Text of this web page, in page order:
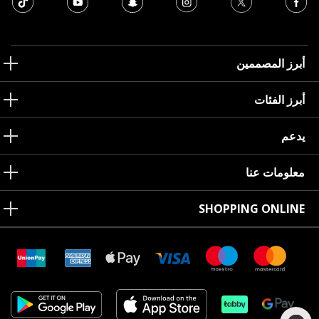
أبرز المصممين
أبرز الفئات
يدعم
معلومات عنا
SHOPPING ONLINE